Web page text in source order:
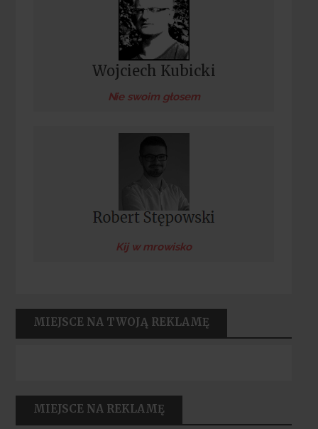
Wojciech Kubicki
Nie swoim głosem
Kij w mrowisko
MIEJSCE NA TWOJĄ REKLAMĘ
MIEJSCE NA REKLAMĘ